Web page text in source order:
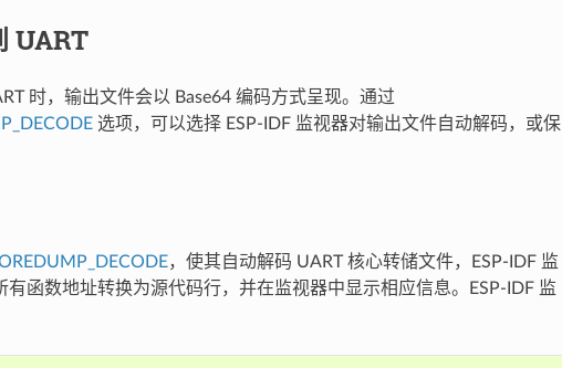
UART
时，输出文件会以 Base64 编码方式呈现。通过
选项，可以选择 ESP-IDF 监视器对输出文件自动解码，或保
，使其自动解码 UART 核心转储文件，ESP-IDF 监
有函数地址转换为源代码行，并在监视器中显示相应信息。ESP-IDF 监